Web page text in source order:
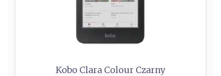
Kobo Clara Colour Czarny